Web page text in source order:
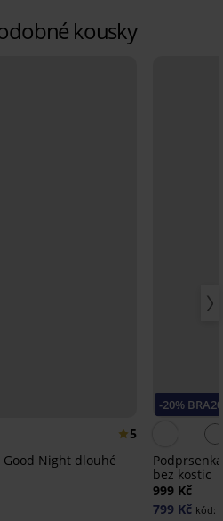
kousky
5
Night dlouhé
-20% BRA20
bez kostic
999 Kč
799 Kč kód: